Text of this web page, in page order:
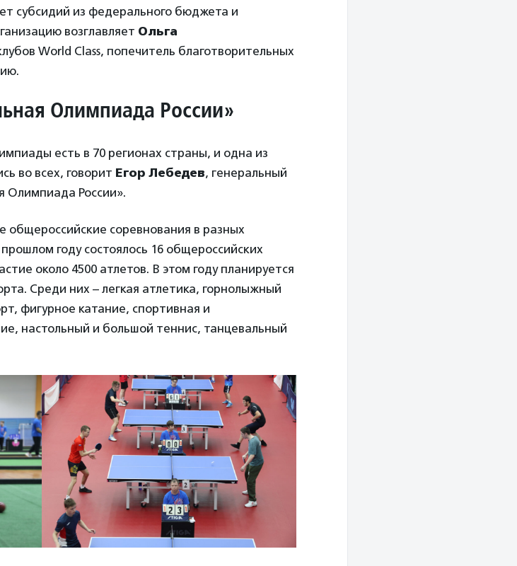
субсидий из федерального бюджета и
возглавляет Ольга
World Class, попечитель благотворительных
Олимпиада России»
есть в 70 регионах страны, и одна из
во всех, говорит Егор Лебедев, генеральный
Олимпиада России».
общероссийские соревнования в разных
году состоялось 16 общероссийских
около 4500 атлетов. В этом году планируется
Среди них – легкая атлетика, горнолыжный
фигурное катание, спортивная и
настольный и большой теннис, танцевальный